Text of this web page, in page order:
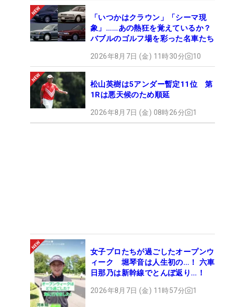
「いつかはクラウン」「シーマ現
象」……あの熱狂を覚えているか？
バブルのゴルフ場を彩った名車たち
2026年8月7日 (金) 11時30分 10
松山英樹は5アンダー暫定11位 第
1Rは悪天候のため順延
2026年8月7日 (金) 08時26分 1
女子プロたちが過ごしたオープンウ
ィーク 堀琴音は人生初の…！ 六車
日那乃は新幹線でとんぼ返り…！
2026年8月7日 (金) 11時57分 1